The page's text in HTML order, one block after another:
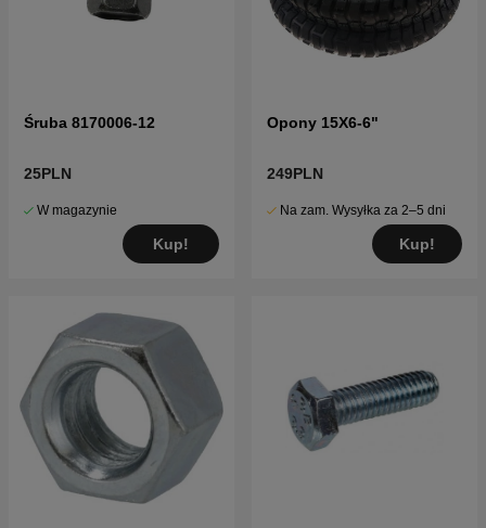
Śruba 8170006-12
25PLN
W magazynie
Kup!
Opony 15X6-6"
249PLN
Na zam. Wysyłka za 2–5 dni
Kup!